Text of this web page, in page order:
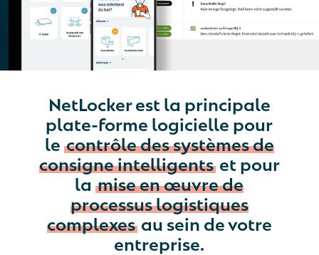
NetLocker est la principale
plate-forme logicielle pour
le contrôle des systèmes de
consigne intelligentset pour
lamise en œuvre de
processus logistiques
complexesau sein de votre
entreprise.